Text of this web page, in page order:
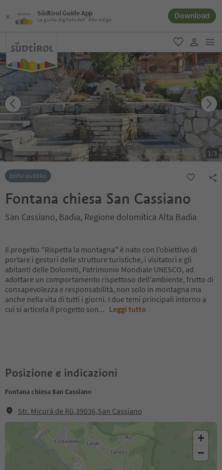
Südtirol Guide App
La guida digitale dell´Alto Adige Download
favoriti
user link
1/3
Edifici pubblici
Fontana chiesa San Cassiano
San Cassiano, Badia, Regione dolomitica Alta Badia
Il progetto "Rispetta la montagna" è nato con l’obiettivo di
portare i gestori delle strutture turistiche, i visitatori e gli
abitanti delle Dolomiti, Patrimonio Mondiale UNESCO, ad
adottare un comportamento rispettoso dell’ambiente, frutto di
consapevolezza e responsabilità, non solo in montagna ma
anche nella vita di tutti i giorni. I due temi principali intorno a
cui si articola il progetto son... Leggi tutto
Posizione e indicazioni
Fontana chiesa San Cassiano
Str. Micurá de Rü,39036,San Cassiano
+
−